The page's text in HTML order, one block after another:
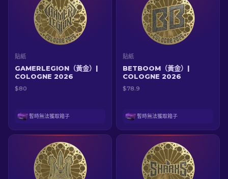
貼紙
GAMERLEGION（黃金）|
COLOGNE 2026
$80
暫時無法獲取箱子
貼紙
BETBOOM（黃金）|
COLOGNE 2026
$78.9
暫時無法獲取箱子